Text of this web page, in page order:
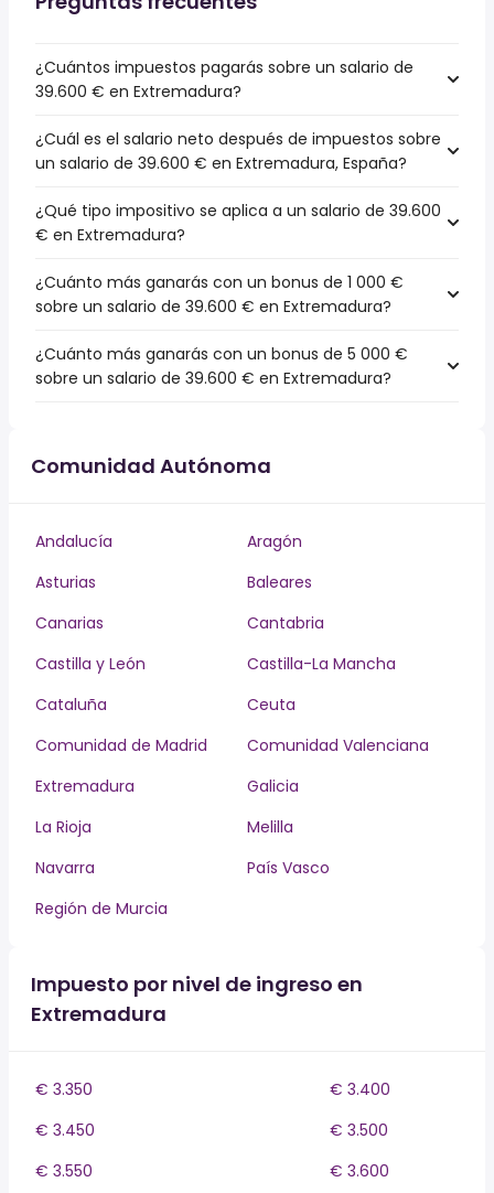
¿Cuántos impuestos pagarás sobre un salario de
39.600 € en Extremadura?
¿Cuál es el salario neto después de impuestos sobre
un salario de 39.600 € en Extremadura, España?
¿Qué tipo impositivo se aplica a un salario de 39.600
€ en Extremadura?
¿Cuánto más ganarás con un bonus de 1 000 €
sobre un salario de 39.600 € en Extremadura?
¿Cuánto más ganarás con un bonus de 5 000 €
sobre un salario de 39.600 € en Extremadura?
Comunidad Autónoma
Andalucía
Aragón
Asturias
Baleares
Canarias
Cantabria
Castilla y León
Castilla-La Mancha
Cataluña
Ceuta
Comunidad de Madrid
Comunidad Valenciana
Extremadura
Galicia
La Rioja
Melilla
Navarra
País Vasco
Región de Murcia
Impuesto por nivel de ingreso en
Extremadura
€ 3.350
€ 3.400
€ 3.450
€ 3.500
€ 3.550
€ 3.600